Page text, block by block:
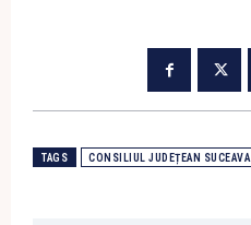
TAGS CONSILIUL JUDEȚEAN SUCEAVA